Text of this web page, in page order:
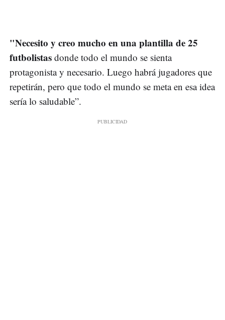
"Necesito y creo mucho en una plantilla de 25
futbolistas donde todo el mundo se sienta
protagonista y necesario. Luego habrá jugadores que
repetirán, pero que todo el mundo se meta en esa idea
sería lo saludable”.